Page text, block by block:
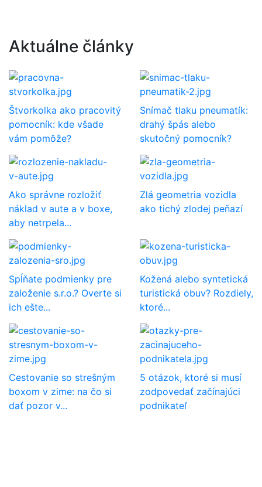
Aktuálne články
Štvorkolka ako pracovitý
pomocník: kde všade
vám pomôže?
Snímač tlaku pneumatík:
drahý špás alebo
skutočný pomocník?
Ako správne rozložiť
náklad v aute a v boxe,
aby netrpela...
Zlá geometria vozidla
ako tichý zlodej peňazí
Spĺňate podmienky pre
založenie s.r.o.? Overte si
ich ešte...
Kožená alebo syntetická
turistická obuv? Rozdiely,
ktoré...
Cestovanie so strešným
boxom v zime: na čo si
dať pozor v...
5 otázok, ktoré si musí
zodpovedať začínajúci
podnikateľ